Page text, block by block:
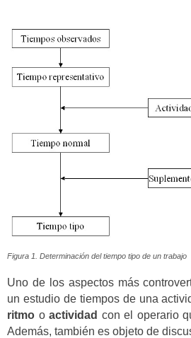
Figura 1. Determinación del tiempo tipo de un trabajo
Uno de los aspectos más
un estudio de tiempos de una
ritmo oactividad con el operario
Además, también es objeto de